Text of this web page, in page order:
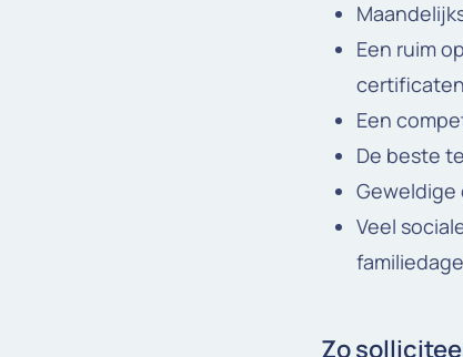
Een ruim
Een
De beste
Geweldige
Veel
Zo